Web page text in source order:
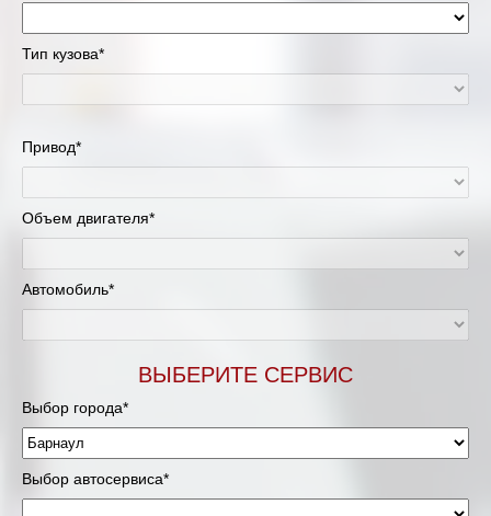
Тип кузова*
Привод*
Объем двигателя*
Автомобиль*
ВЫБЕРИТЕ СЕРВИС
Выбор города*
Выбор автосервиса*